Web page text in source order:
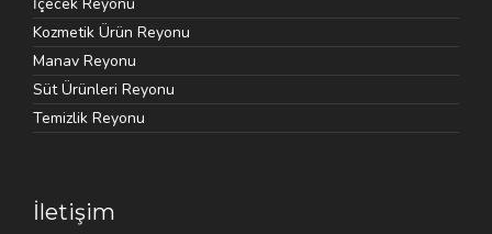
İçecek Reyonu
Kozmetik Ürün Reyonu
Manav Reyonu
Süt Ürünleri Reyonu
Temizlik Reyonu
İletişim